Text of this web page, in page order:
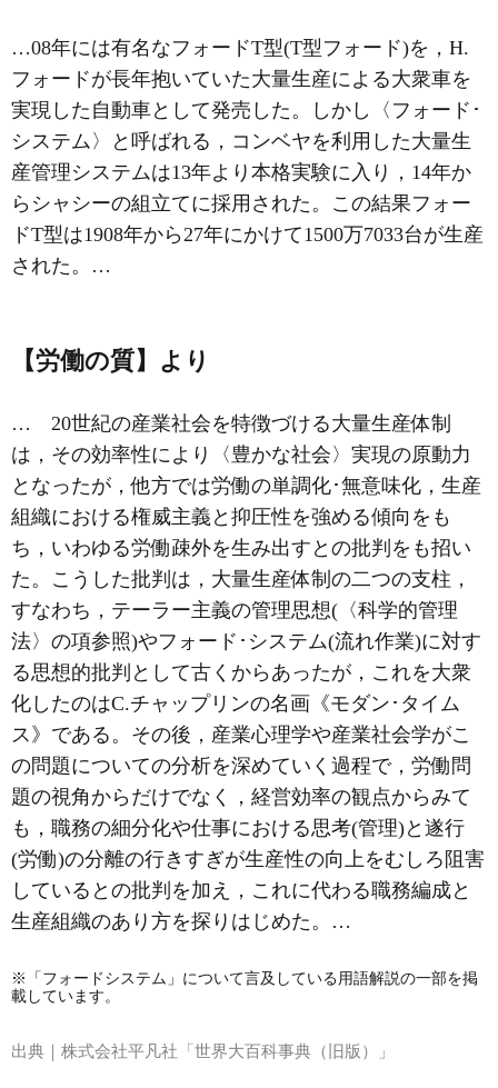
…08年には有名なフォードT型(T型フォード)を，H.
フォードが長年抱いていた大量生産による大衆車を
実現した自動車として発売した。しかし〈 フォード･
システム 〉と呼ばれる，コンベヤを利用した大量生
産管理システムは13年より本格実験に入り，14年か
らシャシーの組立てに採用された。この結果フォー
ドT型は1908年から27年にかけて1500万7033台が生産
された。…
【労働の質】より
… 20世紀の産業社会を特徴づける大量生産体制
は，その効率性により〈豊かな社会〉実現の原動力
となったが，他方では労働の単調化･無意味化，生産
組織における権威主義と抑圧性を強める傾向をも
ち，いわゆる労働疎外を生み出すとの批判をも招い
た。こうした批判は，大量生産体制の二つの支柱，
すなわち，テーラー主義の管理思想(〈科学的管理
法〉の項参照)やフォード･システム(流れ作業)に対す
る思想的批判として古くからあったが，これを大衆
化したのはC.チャップリンの名画《モダン･タイム
ス 》である。その後，産業心理学や産業社会学がこ
の問題についての分析を深めていく過程で，労働問
題の視角からだけでなく，経営効率の観点からみて
も，職務の細分化や仕事における思考(管理)と遂行
(労働)の分離の行きすぎが生産性の向上をむしろ阻害
しているとの批判を加え，これに代わる職務編成と
生産組織のあり方を探りはじめた。…
※「フォードシステム」について言及している用語解説の一部を掲
載しています。
出典｜ 株式会社平凡社「世界大百科事典（旧版）」